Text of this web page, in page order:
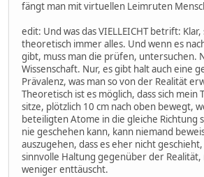
fängt man mit virtuellen Leimruten
edit: Und was das VIELLEICHT betrift:
theoretisch immer alles. Und wenn es
gibt, muss man die prüfen, untersuchen.
Wissenschaft. Nur, es gibt halt auch eine
Prävalenz, was man so von der Realität
Theoretisch ist es möglich, dass sich mein
sitze, plötzlich 10 cm nach oben bewegt,
beteiligten Atome in die gleiche Richtung
nie geschehen kann, kann niemand
auszugehen, dass es eher nicht
sinnvolle Haltung gegenüber der Realität,
weniger enttäuscht.